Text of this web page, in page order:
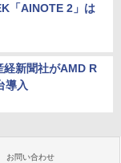
「AINOTE 2」は
経新聞社がAMD R
導入
お問い合わせ